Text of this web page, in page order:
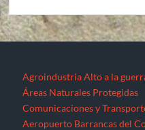
Agroindustria Alto a la
Áreas Naturales Protegidas
Comunicaciones y
Aeropuerto Barrancas del